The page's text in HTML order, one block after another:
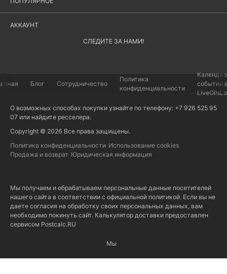
АККАУНТ
СЛЕДИТЕ ЗА НАМИ!
Блог Сотрудничество
Политика
конфиденциальности
событий
О возможных способах покупки узнайте по телефону: +7 926 525 95
07 или найдите ресселера.
Copyright © 2026 Все права защищены.
Политика конфиденциальности Использование cookies
Продажа и возврат Юридическая информация
Мы получаем и обрабатываем персональные данные посетителей
нашего сайта в соответствии с официальной политикой. Если вы не
даете согласия на обработку своих персональных данных, вам
необходимо покинуть сайт. Калькулятор доставки предоставлен
сервисом Postcalc.RU
Мы